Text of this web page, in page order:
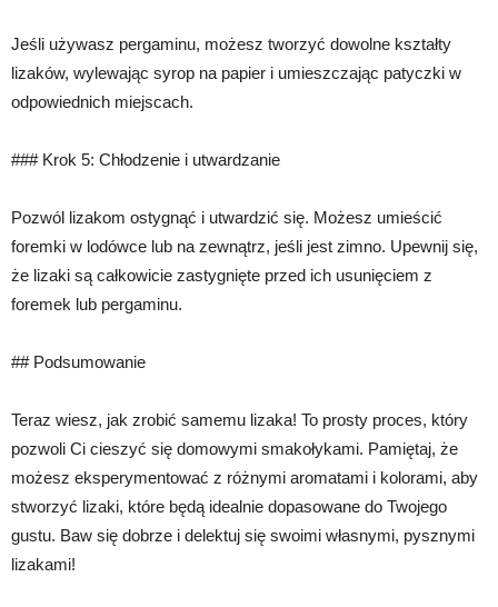
Jeśli używasz pergaminu, możesz tworzyć dowolne kształty
lizaków, wylewając syrop na papier i umieszczając patyczki w
odpowiednich miejscach.
### Krok 5: Chłodzenie i utwardzanie
Pozwól lizakom ostygnąć i utwardzić się. Możesz umieścić
foremki w lodówce lub na zewnątrz, jeśli jest zimno. Upewnij się,
że lizaki są całkowicie zastygnięte przed ich usunięciem z
foremek lub pergaminu.
## Podsumowanie
Teraz wiesz, jak zrobić samemu lizaka! To prosty proces, który
pozwoli Ci cieszyć się domowymi smakołykami. Pamiętaj, że
możesz eksperymentować z różnymi aromatami i kolorami, aby
stworzyć lizaki, które będą idealnie dopasowane do Twojego
gustu. Baw się dobrze i delektuj się swoimi własnymi, pysznymi
lizakami!